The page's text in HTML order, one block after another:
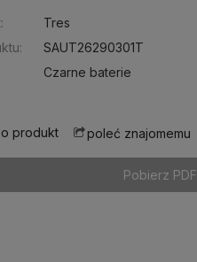
Tres
SAUT26290301T
Czarne baterie
produkt poleć znajomemu
Pobierz PDF